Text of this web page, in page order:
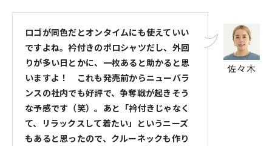
佐々木
ロゴが同色だとオンタイムにも使えていい
ですよね。衿付きのポロシャツだし、外回
りが多い日とかに、一枚あると助かると思
いますよ！ これも発売前からニューバラ
ンスの社内でも好評で、争奪戦が起きそう
な予感です（笑）。あと「衿付きじゃなく
て、リラックスして着たい」というニーズ
もあると思ったので、クルーネックも作り